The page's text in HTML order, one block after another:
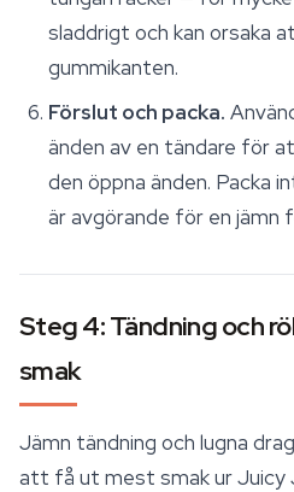
sladdrigt och kan orsaka
gummikanten.
Förslut och packa.
änden av en tändare för
den öppna änden.
är avgörande för en jämn
Steg 4: Tändning och
smak
Jämn tändning och lugna
att få ut mest smak ur Juicy